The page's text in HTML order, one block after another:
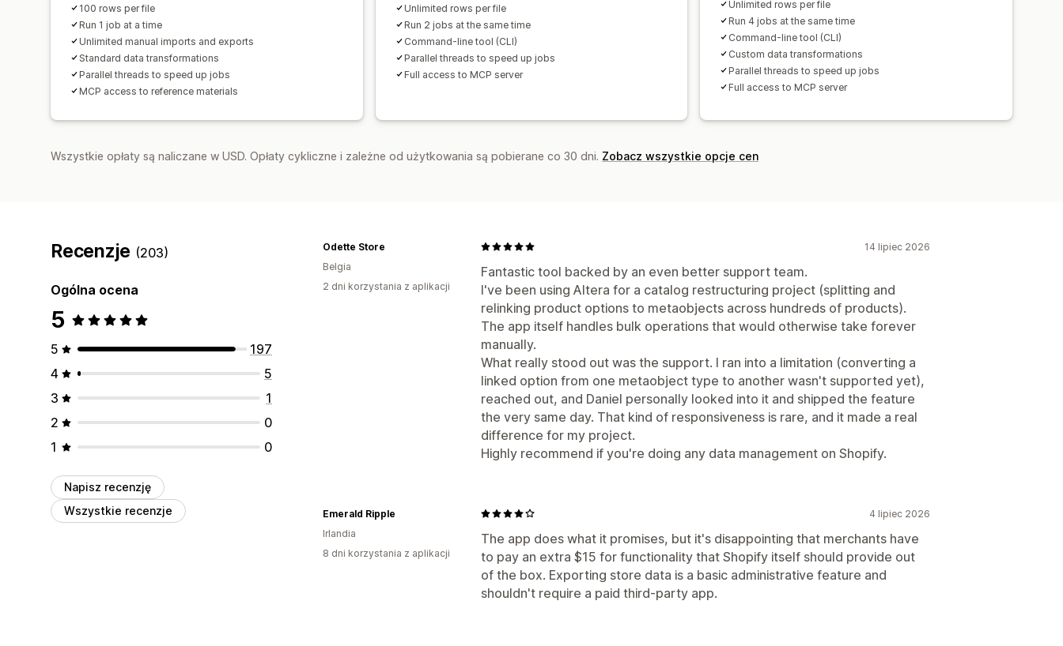
100 rows per file
Run 1 job at a time
Unlimited manual imports and exports
Standard data transformations
Parallel threads to speed up jobs
MCP access to reference materials
Unlimited rows per file
Run 2 jobs at the same time
Command-line tool (CLI)
Parallel threads to speed up jobs
Full access to MCP server
Unlimited rows per file
Run 4 jobs at the same time
Command-line tool (CLI)
Custom data transformations
Parallel threads to speed up jobs
Full access to MCP server
Wszystkie opłaty są naliczane w USD. Opłaty cykliczne i zależne od użytkowania są pobierane co 30 dni. Zobacz wszystkie opcje cen
Recenzje (203)
Ogólna ocena
5
5
197
4
5
3
1
2
0
1
0
Napisz recenzję
Wszystkie recenzje
14 lipiec 2026
Fantastic tool backed by an even better support team.
I've been using Altera for a catalog restructuring project (splitting and
relinking product options to metaobjects across hundreds of products).
The app itself handles bulk operations that would otherwise take forever
manually.
What really stood out was the support. I ran into a limitation (converting a
linked option from one metaobject type to another wasn't supported yet),
reached out, and Daniel personally looked into it and shipped the feature
the very same day. That kind of responsiveness is rare, and it made a real
difference for my project.
Highly recommend if you're doing any data management on Shopify.
Odette Store
Belgia
2 dni korzystania z aplikacji
4 lipiec 2026
The app does what it promises, but it's disappointing that merchants have
to pay an extra $15 for functionality that Shopify itself should provide out
of the box. Exporting store data is a basic administrative feature and
shouldn't require a paid third-party app.
Emerald Ripple
Irlandia
8 dni korzystania z aplikacji